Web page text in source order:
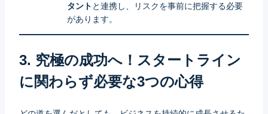
タント と連携し、リスクを事前に把握する必要
があります。
3. 究極の成功へ！スタートライン
に関わらず必要な3つの心得